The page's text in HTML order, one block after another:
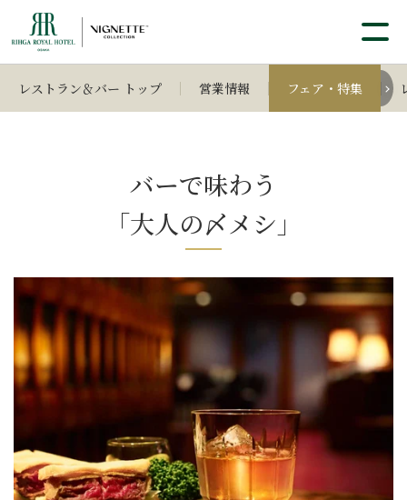
レストラン＆バー トップ 営業情報 フェア・特集
バーで味わう
「大人の〆メシ」